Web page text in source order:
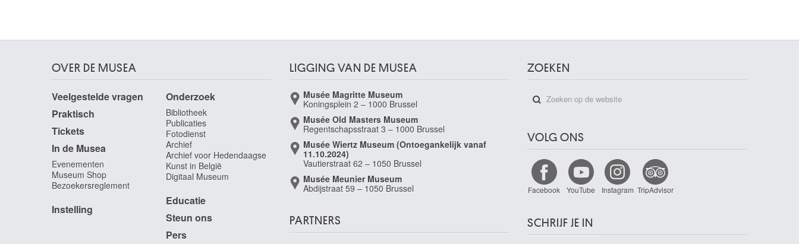
OVER DE MUSEA
Veelgestelde vragen
Praktisch
Tickets
In de Musea
Evenementen
Museum Shop
Bezoekersreglement
Instelling
Onderzoek
Bibliotheek
Publicaties
Fotodienst
Archief
Archief voor Hedendaagse
Kunst in België
Digitaal Museum
Educatie
Steun ons
Pers
LIGGING VAN DE MUSEA
Musée Magritte Museum
Koningsplein 2 – 1000 Brussel
Musée Old Masters Museum
Regentschapsstraat 3 – 1000 Brussel
Musée Wiertz Museum (Ontoegankelijk vanaf
11.10.2024)
Vautierstraat 62 – 1050 Brussel
Musée Meunier Museum
Abdijstraat 59 – 1050 Brussel
PARTNERS
ZOEKEN
VOLG ONS
Facebook YouTube Instagram TripAdvisor
SCHRIJF JE IN